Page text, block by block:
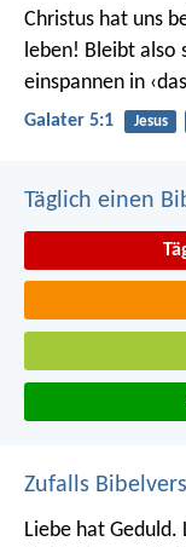
Christus hat uns
leben! Bleibt also
einspannen in
Galater 5:1 Jesus
Täglich einen
Zufalls Bibelvers
Liebe hat